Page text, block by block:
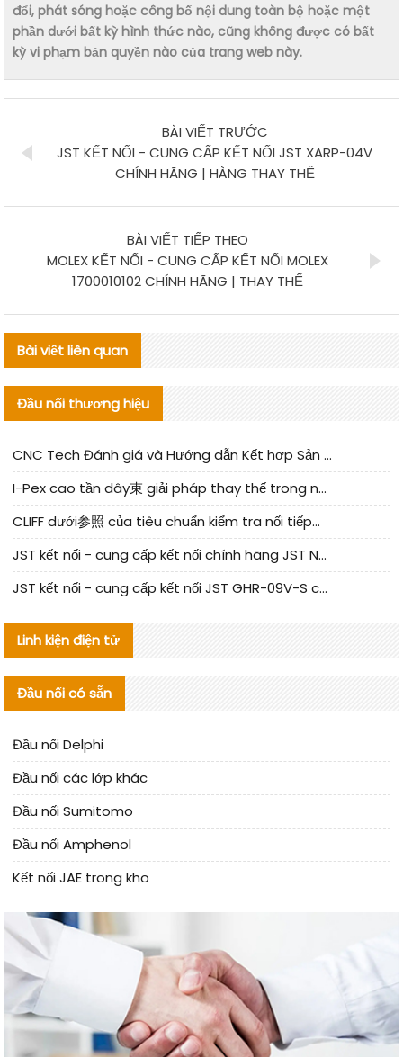
đổi, phát sóng hoặc công bố nội dung toàn bộ hoặc một
phần dưới bất kỳ hình thức nào, cũng không được có bất
kỳ vi phạm bản quyền nào của trang web này.
BÀI VIẾT TRƯỚC
JST KẾT NỐI - CUNG CẤP KẾT NỐI JST XARP-04V
CHÍNH HÃNG | HÀNG THAY THẾ
BÀI VIẾT TIẾP THEO
MOLEX KẾT NỐI - CUNG CẤP KẾT NỐI MOLEX
1700010102 CHÍNH HÃNG | THAY THẾ
Bài viết liên quan
Đầu nối thương hiệu
CNC Tech Đánh giá và Hướng dẫn Kết hợp Sản xuất Linh kiện Cable Nội địa
I-Pex cao tần dây束 giải pháp thay thế trong nước phân tích
CLIFF dưới参照 của tiêu chuẩn kiểm tra nối tiếp器 trong nước được cập nhật
JST kết nối - cung cấp kết nối chính hãng JST NSHR-02V-S | sản phẩm thay thế
JST kết nối - cung cấp kết nối JST GHR-09V-S chính hãng | hàng thay thế
Linh kiện điện tử
Đầu nối có sẵn
Đầu nối Delphi
Đầu nối các lớp khác
Đầu nối Sumitomo
Đầu nối Amphenol
Kết nối JAE trong kho